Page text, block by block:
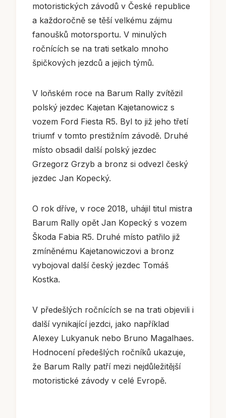
motoristických závodů v České republice
a každoročně se těší velkému zájmu
fanoušků motorsportu. V minulých
ročnících se na trati setkalo mnoho
špičkových jezdců a jejich týmů.
V loňském roce na Barum Rally zvítězil
polský jezdec Kajetan Kajetanowicz s
vozem Ford Fiesta R5. Byl to již jeho třetí
triumf v tomto prestižním závodě. Druhé
místo obsadil další polský jezdec
Grzegorz Grzyb a bronz si odvezl český
jezdec Jan Kopecký.
O rok dříve, v roce 2018, uhájil titul mistra
Barum Rally opět Jan Kopecký s vozem
Škoda Fabia R5. Druhé místo patřilo již
zmíněnému Kajetanowiczovi a bronz
vybojoval další český jezdec Tomáš
Kostka.
V předešlých ročnících se na trati objevili i
další vynikající jezdci, jako například
Alexey Lukyanuk nebo Bruno Magalhaes.
Hodnocení předešlých ročníků ukazuje,
že Barum Rally patří mezi nejdůležitější
motoristické závody v celé Evropě.